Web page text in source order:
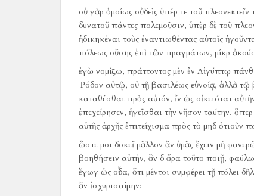
οὐ γὰρ ὁμοίως οὐδεὶς ὑπέρ τε τοῦ
δυνατοῦ πάντες πολεμοῦσιν, ὑπὲρ δὲ τοῦ
ἠδικηκέναι τοὺς ἐναντιωθέντας αὐτοῖς
πόλεως οὔσης ἐπὶ τῶν πραγμάτων, μίκρ
ἐγὼ νομίζω, πράττοντος μὲν ἐν Αἰγύπτῳ
Ῥόδον αὐτῷ, οὐ τῇ βασιλέως εὐνοίᾳ, ἀλλὰ τῷ
καταθέσθαι πρὸς αὐτόν, ἵν ὡς οἰκειότατ
ἐπεχείρησεν, ἡγεῖσθαι τὴν νῆσον ταύτην,
αὑτῆς ἀρχῆς ἐπιτείχισμα πρὸς τὸ μηδ ὁτιοῦν
ὥστε μοι δοκεῖ μᾶλλον ἂν ὑμᾶς ἔχειν μὴ
βοηθήσειν αὐτήν, ἂν δ ἄρα τοῦτο ποιῇ,
ἔγωγ ὡς οἶδα, ὅτι μέντοι συμφέρει τῇ πόλει
ἂν ἰσχυρισαίμην: